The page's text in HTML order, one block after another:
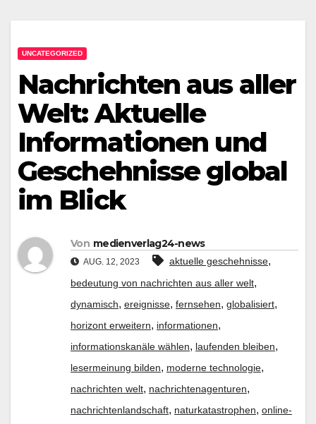
UNCATEGORIZED
Nachrichten aus aller
Welt: Aktuelle
Informationen und
Geschehnisse global
im Blick
Von medienverlag24-news
AUG. 12, 2023 aktuelle geschehnisse,
bedeutung von nachrichten aus aller welt,
dynamisch, ereignisse, fernsehen, globalisiert,
horizont erweitern, informationen,
informationskanäle wählen, laufenden bleiben,
lesermeinung bilden, moderne technologie,
nachrichten welt, nachrichtenagenturen,
nachrichtenlandschaft, naturkatastrophen, online-